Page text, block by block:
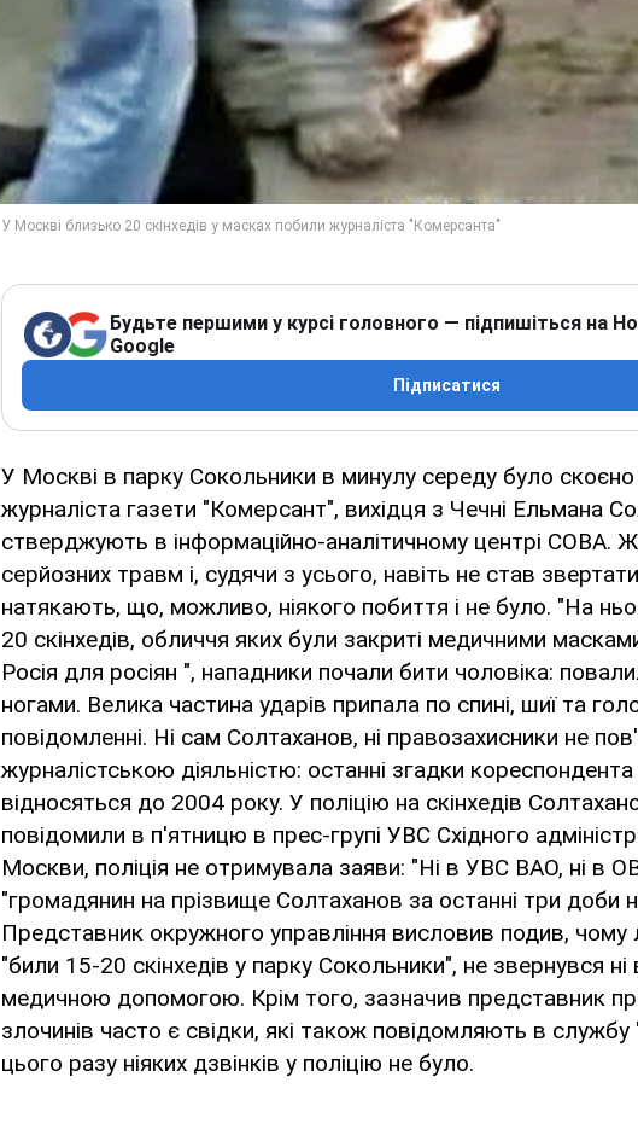
Будьте першими у курсі головного — підпишіться на
Google
Підписатися
У Москві в парку Сокольники в минулу середу було скоєно
журналіста газети "Комерсант", вихідця з Чечні Ельмана
стверджують в інформаційно-аналітичному центрі СОВА.
серйозних травм і, судячи з усього, навіть не став
натякають, що, можливо, ніякого побиття і не було. "На
20 скінхедів, обличчя яких були закриті медичними
Росія для росіян ", нападники почали бити чоловіка:
ногами. Велика частина ударів припала по спині, шиї та
повідомленні. Ні сам Солтаханов, ні правозахисники не
журналістською діяльністю: останні згадки
відносяться до 2004 року. У поліцію на скінхедів
повідомили в п'ятницю в прес-групі УВС Східного
Москви, поліція не отримувала заяви: "Ні в УВС ВАО, ні в
"громадянин на прізвище Солтаханов за останні три доби
Представник окружного управління висловив подив, чому
"били 15-20 скінхедів у парку Сокольники", не звернувся ні
медичною допомогою. Крім того, зазначив представник
злочинів часто є свідки, які також повідомляють в
цього разу ніяких дзвінків у поліцію не було.